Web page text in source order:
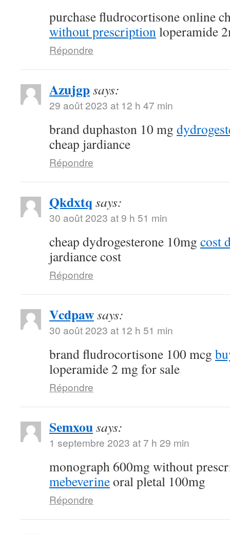
purchase fludrocortisone online
without prescriptionloperamide
Répondre
Azujgpsays:
29 août 2023 at 12 h 47 min
brand duphaston 10 mg
cheap jardiance
Répondre
Qkdxtq says:
30 août 2023 at 9 h 51 min
cheap dydrogesterone 10mg cost
jardiance cost
Répondre
Vcdpawsays:
30 août 2023 at 12 h 51 min
brand fludrocortisone 100 mcg
loperamide 2 mg for sale
Répondre
Semxousays:
1 septembre 2023 at 7 h 29 min
monograph 600mg without
mebeverineoral pletal 100mg
Répondre